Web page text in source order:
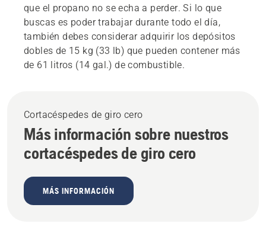
que el propano no se echa a perder. Si lo que
buscas es poder trabajar durante todo el día,
también debes considerar adquirir los depósitos
dobles de 15 kg (33 lb) que pueden contener más
de 61 litros (14 gal.) de combustible.
Cortacéspedes de giro cero
Más información sobre nuestros
cortacéspedes de giro cero
MÁS INFORMACIÓN